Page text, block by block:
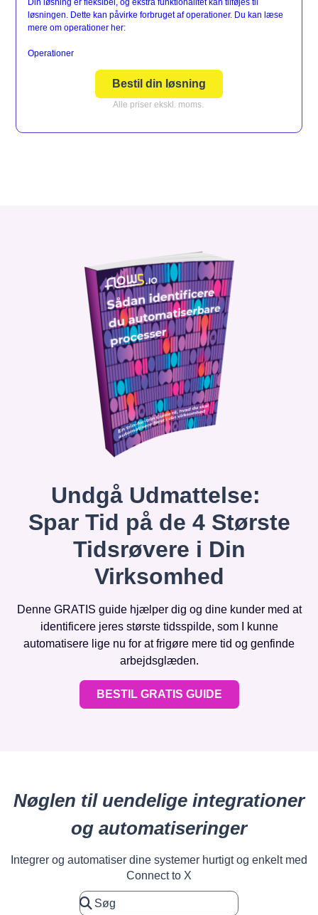
løsningen. Dette kan påvirke forbruget af operationer. Du kan læse
mere om operationer her:
Operationer
Bestil din løsning
Alle priser ekskl. moms.
Undgå Udmattelse:
Spar Tid på de 4 Største
Tidsrøvere i Din
Virksomhed
Denne GRATIS guide hjælper dig og dine kunder med at
identificere jeres største tidsspilde, som I kunne
automatisere lige nu for at frigøre mere tid og genfinde
arbejdsglæden.
BESTIL GRATIS GUIDE
Nøglen til uendelige integrationer
og automatiseringer
Integrer og automatiser dine systemer hurtigt og enkelt med
Connect to X